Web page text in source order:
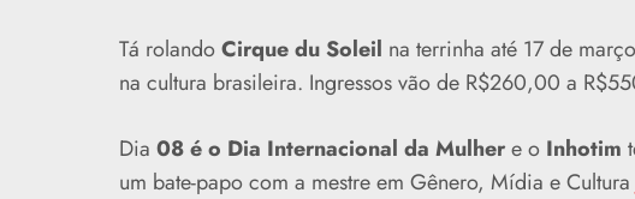
Tá rolandoCirque du Soleil na terrinha até 17 de
na cultura brasileira. Ingressos vão de R$260,00 a
Dia 08 é o Dia Internacional da Mulhere o Inhotim
um bate-papo com a mestre em Gênero, Mídia e Cultura